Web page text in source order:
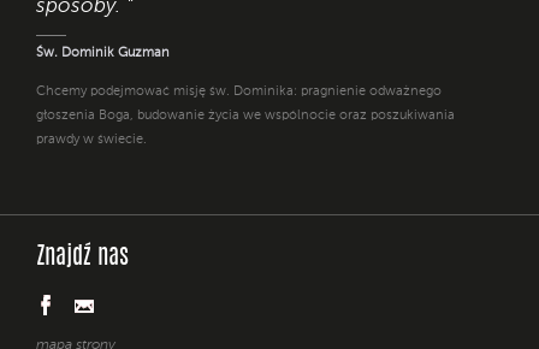
sposoby. "
Św. Dominik Guzman
Chcemy podejmować misję św. Dominika: pragnienie odważnego
głoszenia Boga, budowanie życia we wspólnocie oraz poszukiwania
prawdy w świecie.
Znajdź nas
mapa strony